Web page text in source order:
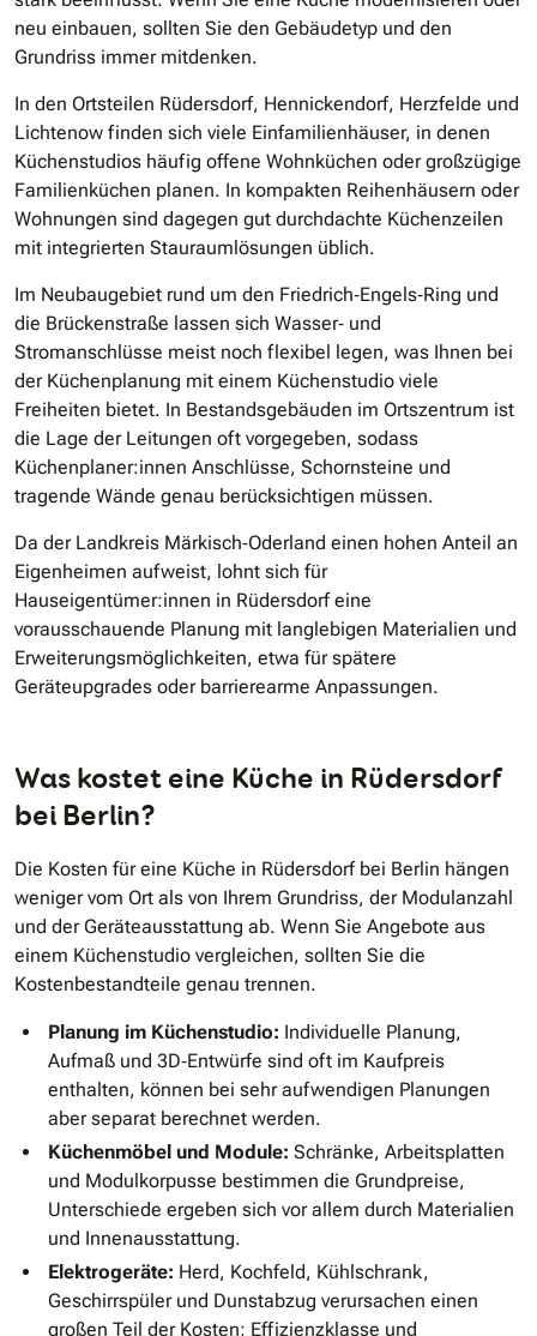
neu einbauen, sollten Sie den Gebäudetyp und den
Grundriss immer mitdenken.
In den Ortsteilen Rüdersdorf, Hennickendorf, Herzfelde und
Lichtenow finden sich viele Einfamilienhäuser, in denen
Küchenstudios häufig offene Wohnküchen oder großzügige
Familienküchen planen. In kompakten Reihenhäusern oder
Wohnungen sind dagegen gut durchdachte Küchenzeilen
mit integrierten Stauraumlösungen üblich.
Im Neubaugebiet rund um den Friedrich‑Engels‑Ring und
die Brückenstraße lassen sich Wasser‑ und
Stromanschlüsse meist noch flexibel legen, was Ihnen bei
der Küchenplanung mit einem Küchenstudio viele
Freiheiten bietet. In Bestandsgebäuden im Ortszentrum ist
die Lage der Leitungen oft vorgegeben, sodass
Küchenplaner:innen Anschlüsse, Schornsteine und
tragende Wände genau berücksichtigen müssen.
Da der Landkreis Märkisch‑Oderland einen hohen Anteil an
Eigenheimen aufweist, lohnt sich für
Hauseigentümer:innen in Rüdersdorf eine
vorausschauende Planung mit langlebigen Materialien und
Erweiterungsmöglichkeiten, etwa für spätere
Geräteupgrades oder barrierearme Anpassungen.
Was kostet eine Küche in Rüdersdorf
bei Berlin?
Die Kosten für eine Küche in Rüdersdorf bei Berlin hängen
weniger vom Ort als von Ihrem Grundriss, der Modulanzahl
und der Geräteausstattung ab. Wenn Sie Angebote aus
einem Küchenstudio vergleichen, sollten Sie die
Kostenbestandteile genau trennen.
Planung im Küchenstudio: Individuelle Planung,
Aufmaß und 3D‑Entwürfe sind oft im Kaufpreis
enthalten, können bei sehr aufwendigen Planungen
aber separat berechnet werden.
Küchenmöbel und Module: Schränke, Arbeitsplatten
und Modulkorpusse bestimmen die Grundpreise,
Unterschiede ergeben sich vor allem durch Materialien
und Innenausstattung.
Elektrogeräte: Herd, Kochfeld, Kühlschrank,
Geschirrspüler und Dunstabzug verursachen einen
großen Teil der Kosten; Effizienzklasse und